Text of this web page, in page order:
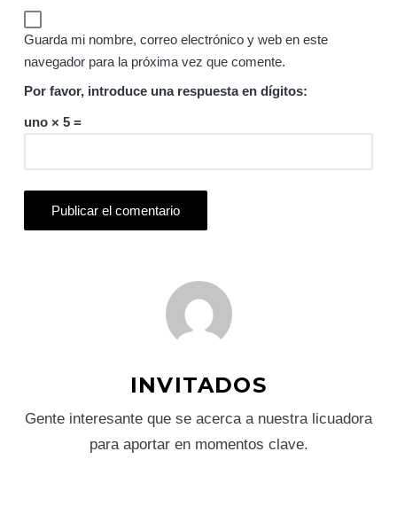
Guarda mi nombre, correo electrónico y web en este
navegador para la próxima vez que comente.
Por favor, introduce una respuesta en dígitos:
uno × 5 =
INVITADOS
Gente interesante que se acerca a nuestra licuadora
para aportar en momentos clave.